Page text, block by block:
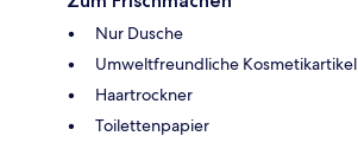
Nur Dusche
Umweltfreundliche Kosmetikartikel
Haartrockner
Toilettenpapier